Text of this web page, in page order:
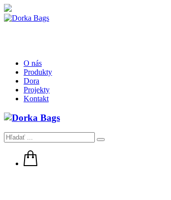
O nás
Produkty
Dora
Projekty
Kontakt